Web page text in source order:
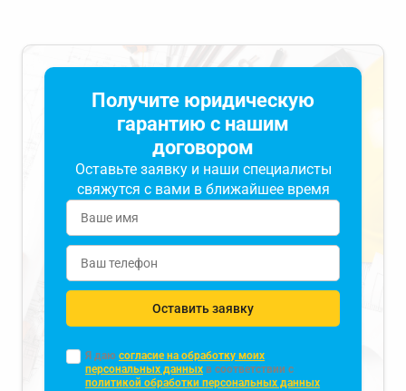
Получите юридическую
гарантию с нашим
договором
Оставьте заявку и наши специалисты
свяжутся с вами в ближайшее время
Оставить заявку
Я даю согласие на обработку моих
персональных данных в соответствии с
политикой обработки персональных данных